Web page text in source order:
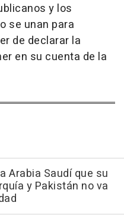
y los
se unan para
de declarar la
en su cuenta de la
Arabia Saudí que su
y Pakistán no va